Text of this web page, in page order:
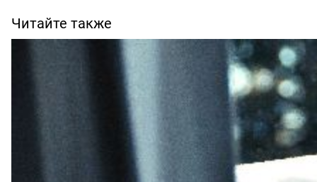
Читайте также